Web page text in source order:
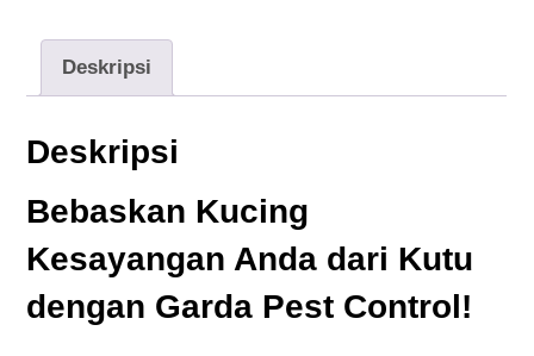
Deskripsi
Deskripsi
Bebaskan Kucing
Kesayangan Anda dari Kutu
dengan Garda Pest Control!